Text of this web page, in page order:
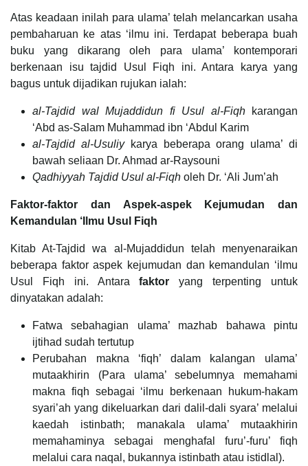
Atas keadaan inilah para ulama’ telah melancarkan usaha
pembaharuan ke atas ‘ilmu ini. Terdapat beberapa buah
buku yang dikarang oleh para ulama’ kontemporari
berkenaan isu tajdid Usul Fiqh ini. Antara karya yang
bagus untuk dijadikan rujukan ialah:
al-Tajdid wal Mujaddidun fi Usul al-Fiqhkarangan
‘Abd as-Salam Muhammad ibn ‘Abdul Karim
al-Tajdid al-Usuliykarya beberapa orang ulama’ di
bawah seliaan Dr. Ahmad ar-Raysouni
Qadhiyyah Tajdid Usul al-Fiqh oleh Dr. ‘Ali Jum’ah
Faktor-faktor dan Aspek-aspek Kejumudan dan
Kemandulan ‘Ilmu Usul Fiqh
Kitab At-Tajdid wa al-Mujaddidun telah menyenaraikan
beberapa faktor aspek kejumudan dan kemandulan ‘ilmu
Usul Fiqh ini. Antarafaktor yang terpenting untuk
dinyatakan adalah:
Fatwa sebahagian ulama’ mazhab bahawa pintu
ijtihad sudah tertutup
Perubahan makna ‘fiqh’ dalam kalangan ulama’
mutaakhirin (Para ulama’ sebelumnya memahami
makna fiqh sebagai ‘ilmu berkenaan hukum-hakam
syari’ah yang dikeluarkan dari dalil-dali syara’ melalui
kaedah istinbath; manakala ulama’ mutaakhirin
memahaminya sebagai menghafal furu’-furu’ fiqh
melalui cara naqal, bukannya istinbath atau istidlal).